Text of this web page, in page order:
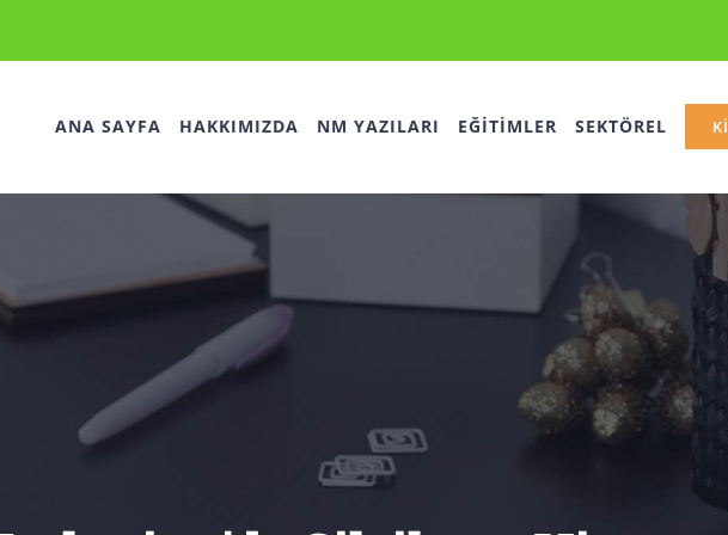
ANA SAYFA HAKKIMIZDA NM YAZILARI EĞİTİMLER SEKTÖREL